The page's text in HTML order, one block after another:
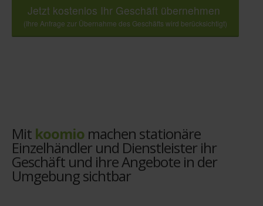
Jetzt kostenlos Ihr Geschäft übernehmen
(Ihre Anfrage zur Übernahme des Geschäfts wird berücksichtigt)
Mit koomio machen stationäre
Einzelhändler und Dienstleister ihr
Geschäft und ihre Angebote in der
Umgebung sichtbar